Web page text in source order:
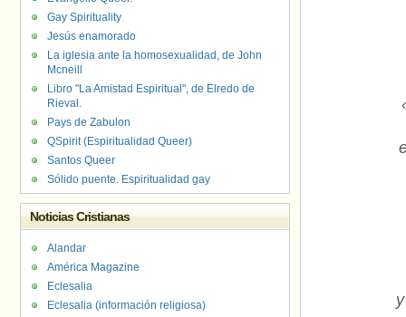
Gay Spirituality
Jesús enamorado
La iglesia ante la homosexualidad, de John
Mcneill
Libro "La Amistad Espiritual", de Elredo de
Rieval.
Pays de Zabulon
QSpirit (Espiritualidad Queer)
Santos Queer
Sólido puente. Espiritualidad gay
Noticias Cristianas
Alandar
América Magazine
Eclesalia
Eclesalia (información religiosa)